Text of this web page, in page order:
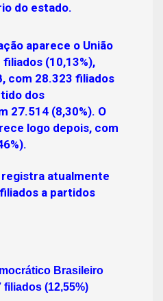
do estado.
aparece o União
(10,13%),
com 28.323 filiados
dos
27.514 (8,30%). O
logo depois, com
registra atualmente
a partidos
Brasileiro
filiados (12,55%)